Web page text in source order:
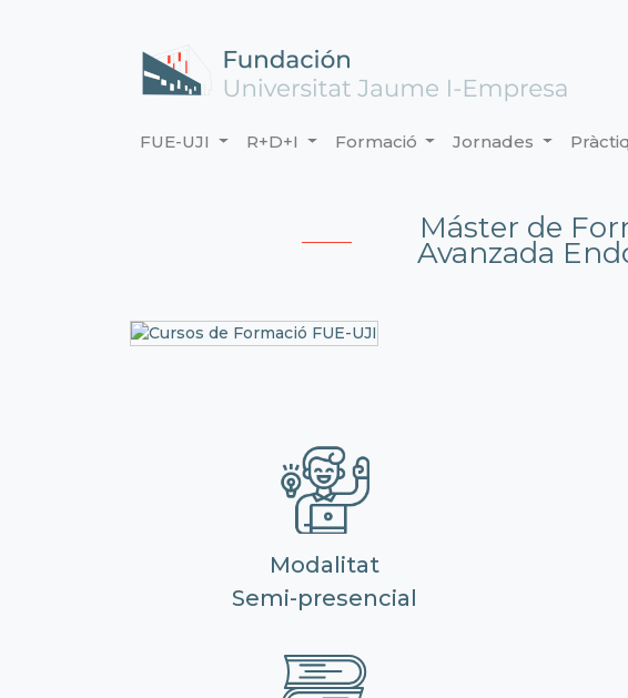
FUE-UJI R+D+I Formació Jornades
Máster de
Avanzada
Modalitat
Semi-presencial